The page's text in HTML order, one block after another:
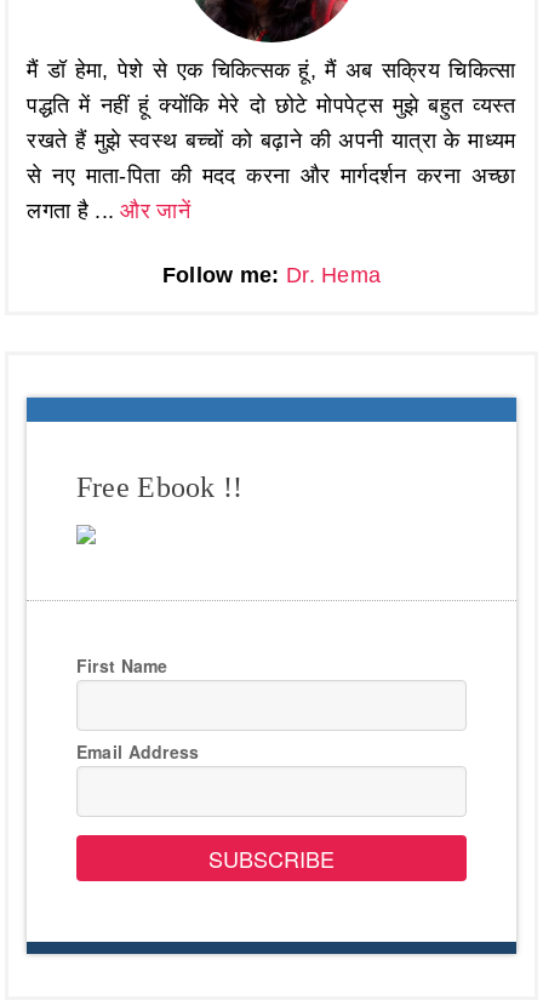
मैं डॉ हेमा, पेशे से एक चिकित्सक हूं, मैं अब सक्रिय चिकित्सा
पद्धति में नहीं हूं क्योंकि मेरे दो छोटे मोपपेट्स मुझे बहुत व्यस्त
रखते हैं मुझे स्वस्थ बच्चों को बढ़ाने की अपनी यात्रा के माध्यम
से नए माता-पिता की मदद करना और मार्गदर्शन करना अच्छा
लगता है ...और जानें
Follow me: Dr. Hema
Free Ebook !!
First Name
Email Address
SUBSCRIBE